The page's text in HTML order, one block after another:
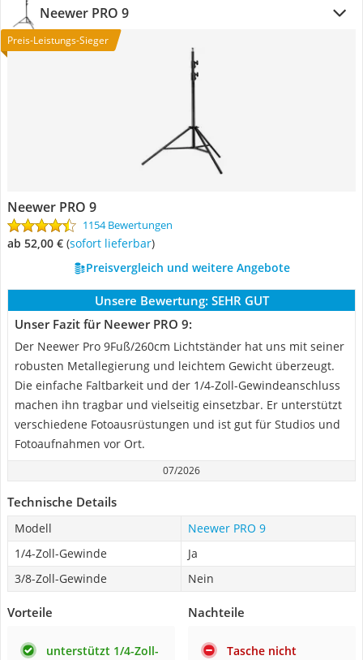
Neewer PRO 9
Preis-Leistungs-Sieger
Neewer PRO 9
1154 Bewertungen
ab 52,00 € ( Sofort lieferbar)
Preisvergleich und weitere Angebote
Unsere Bewertung: SEHR GUT
Unser Fazit für Neewer PRO 9:
Der Neewer Pro 9Fuß/260cm Lichtständer hat uns mit seiner
robusten Metallegierung und leichtem Gewicht überzeugt.
Die einfache Faltbarkeit und der 1/4-Zoll-Gewindeanschluss
machen ihn tragbar und vielseitig einsetzbar. Er unterstützt
verschiedene Fotoausrüstungen und ist gut für Studios und
Fotoaufnahmen vor Ort.
07/2026
Technische Details
Modell
Neewer PRO 9
1/4-Zoll-Gewinde
Ja
3/8-Zoll-Gewinde
Nein
Vorteile
unterstützt 1/4-Zoll-
Nachteile
Tasche nicht